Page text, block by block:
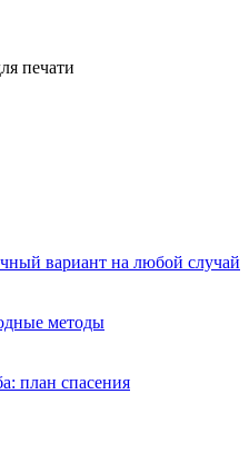
печати
вариант на любой случай
методы
план спасения